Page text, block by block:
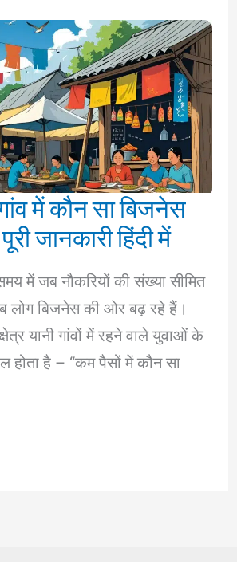
में कौन सा बिजनेस
जानकारी हिंदी में
में जब नौकरियों की संख्या सीमित
लोग बिजनेस की ओर बढ़ रहे हैं।
यानी गांवों में रहने वाले युवाओं के
होता है – “कम पैसों में कौन सा